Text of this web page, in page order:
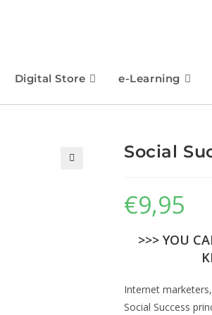
Digital Store e-Learning
Social
€9,95
>>> YOU
Internet
Social Success